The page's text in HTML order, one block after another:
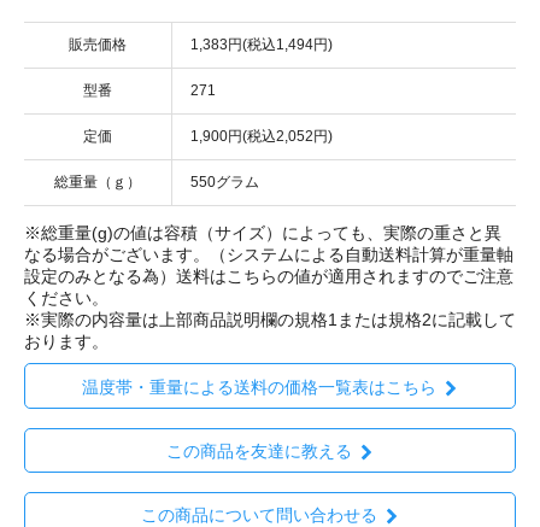
販売価格 1,383円(税込1,494円)
型番 271
定価 1,900円(税込2,052円)
総重量（ｇ） 550グラム
※総重量(g)の値は容積（サイズ）によっても、実際の重さと異
なる場合がございます。（システムによる自動送料計算が重量軸
設定のみとなる為）送料はこちらの値が適用されますのでご注意
ください。
※実際の内容量は上部商品説明欄の規格1または規格2に記載して
おります。
温度帯・重量による送料の価格一覧表はこちら
この商品を友達に教える
この商品について問い合わせる